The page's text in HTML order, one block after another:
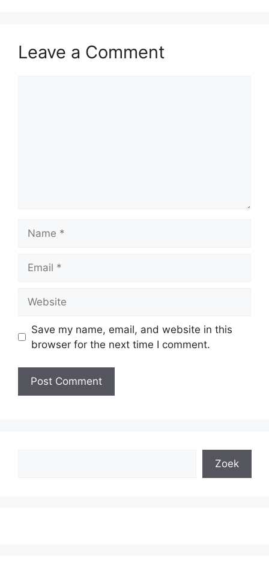
Leave a Comment
Save my name, email, and website in this
browser for the next time I comment.
Zoek